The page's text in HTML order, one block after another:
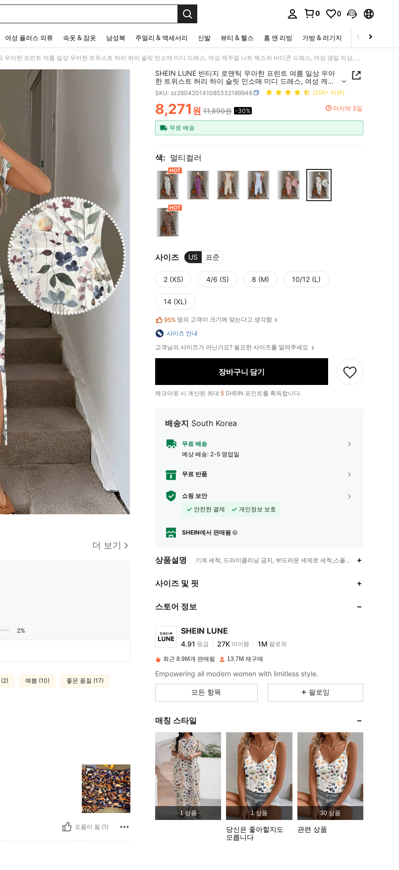
0 0
여성 플러스 의류 속옷 & 잠옷 남성복 주얼리 & 액세서리 신발 뷰티 & 헬스 홈 앤 리빙 가방 & 러기지 스포츠 & 아웃
SHEIN LUNE 빈티지 로맨틱 우아한 프린트 여름 일상 우아한 트위스트 허리 하이 슬릿 민소매 미디 드레스, 여성 캐주얼 니트 텍스처 바디콘 드레스, 여성 생일 의상, 여성 피트니스 세트, 여성 결혼식 하객 드레스, 여성 오피스웨어
더 보기
2%
예쁨 (10) 좋은 품질 (17)
도움이 됨 (1)
SHEIN LUNE 빈티지 로맨틱 우아한 프린트 여름 일상 우아
한 트위스트 허리 하이 슬릿 민소매 미디 드레스, 여성 캐주
얼 니트 텍스처 바디콘 드레스, 여성 생일 의상, 여성 피트니
스 세트, 여성 결혼식 하객 드레스, 여성 오피스웨어
SKU: sz260420141085332189948 (100+ 리뷰)
PRICE AND AVAILABILITY
8,271원 11,890원 -30% 마지막 3일
무료 배송
색: 멀티컬러
사이즈 US 표준
2 (XS) 4/6 (S) 8 (M) 10/12 (L)
14 (XL)
95% 명의 고객이 크기에 맞는다고 생각함
사이즈 안내
고객님의 사이즈가 아닌가요? 필요한 사이즈를 알려주세요
장바구니 담기
체크아웃 시 계산된 최대 5 SHEIN 포인트를 획득합니다.
배송지 South Korea
무료 배송
예상 배송: 2-5 영업일
무료 반품
쇼핑 보안
안전한 결제
개인정보 보호
SHEIN에서 판매됨
상품설명 기계 세척, 드라이클리닝 금지, 부드러운 세제로 세척,스플릿,퍼프 슬리브
사이즈 및 핏
스토어 정보
SHEIN LUNE
4.91
4.91
j***g 이(가)하루 전에지불됨
4.91 27K
4.91
4.91 27K 1M
4.91 1M
4.91 27K 1M
최근 8.9M개 판매됨 13.7M 재구매
Empowering all modern women with limitless style.
모든 항목 팔로잉
매칭 스타일
1 상품 1 상품
당신은 좋아할지도
모릅니다
30 상품
관련 상품